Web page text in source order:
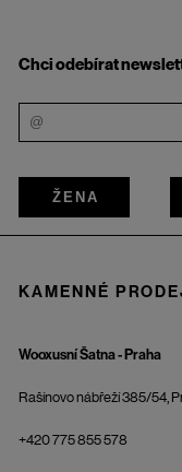
Chci odebírat
ŽENA
KAMENNÉ
Wooxusní Šatna - Praha
Rašínovo nábřeží 385/54,
+420 775 855 578